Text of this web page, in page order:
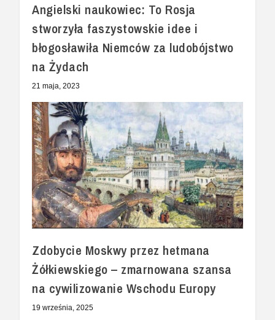
Angielski naukowiec: To Rosja
stworzyła faszystowskie idee i
błogosławiła Niemców za ludobójstwo
na Żydach
21 maja, 2023
Zdobycie Moskwy przez hetmana
Żółkiewskiego – zmarnowana szansa
na cywilizowanie Wschodu Europy
19 września, 2025